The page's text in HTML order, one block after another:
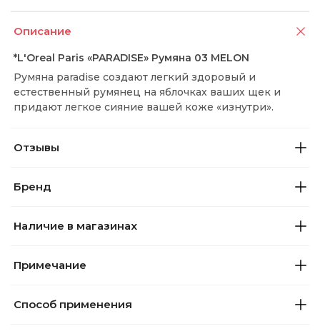
Описание
*L'Oreal Paris «PARADISE» Румяна 03 MELON
Румяна paradise создают легкий здоровый и
естественный румянец на яблочках ваших щек и
придают легкое сияние вашей коже «изнутри».
Отзывы
Бренд
Наличие в магазинах
Примечание
Способ применения